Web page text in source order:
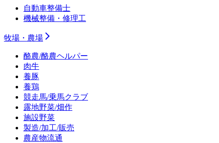
自動車整備士
機械整備・修理工
牧場・農場
酪農/酪農ヘルパー
肉牛
養豚
養鶏
競走馬/乗馬クラブ
露地野菜/畑作
施設野菜
製造/加工/販売
農産物流通